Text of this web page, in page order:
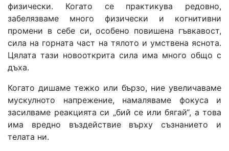
физически. Когато се практикува редовно,
забелязваме много физически и когнитивни
промени в себе си, особено повишена гъвкавост,
сила на горната част на тялото и умствена яснота.
Цялата тази новооткрита сила има много общо с
дъха.
Когато дишаме тежко или бързо, ние увеличаваме
мускулното напрежение, намаляваме фокуса и
засилваме реакцията си „бий се или бягай“, а това
има вредно въздействие върху съзнанието и
телата ни.